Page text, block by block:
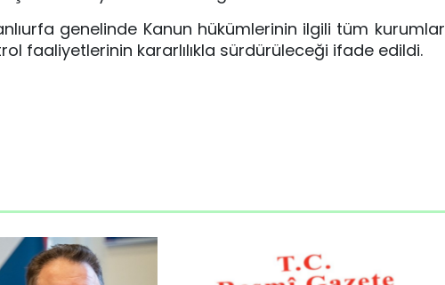
genelinde Kanun hükümlerinin ilgili tüm kurumlar
faaliyetlerinin kararlılıkla sürdürüleceği ifade edildi.